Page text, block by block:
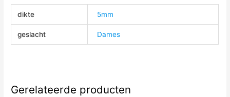
dikte 5mm
geslacht Dames
Gerelateerde producten